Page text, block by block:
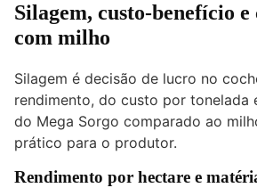
Silagem, custo-benefício
com milho
Silagem é decisão de lucro no
rendimento, do custo por tonelada
do Mega Sorgo comparado ao
prático para o produtor.
Rendimento por hectare e